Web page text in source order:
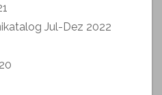
Jul-Dez 2022